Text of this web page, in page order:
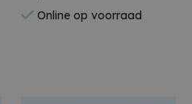
Online op voorraad